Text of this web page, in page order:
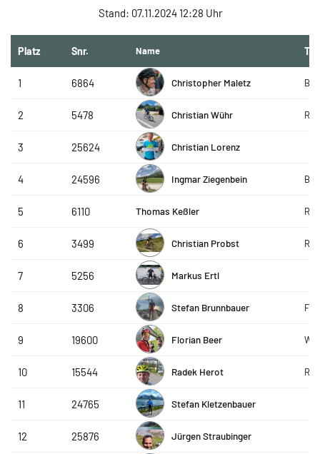
Stand: 07.11.2024 12:28 Uhr
Platz Snr. Name
1 6864 Christopher Maletz
2 5478 Christian Wühr
3 25624 Christian Lorenz
4 24596 Ingmar Ziegenbein
5 6110 Thomas Keßler
6 3499 Christian Probst
7 5256 Markus Ertl
8 3306 Stefan Brunnbauer FC
9 19600 Florian Beer
10 15544 Radek Herot
11 24765 Stefan Kletzenbauer
12 25876 Jürgen Straubinger